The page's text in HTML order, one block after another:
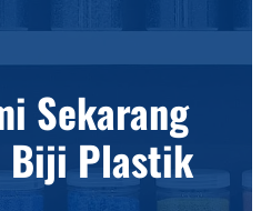
Sekarang
Biji Plastik